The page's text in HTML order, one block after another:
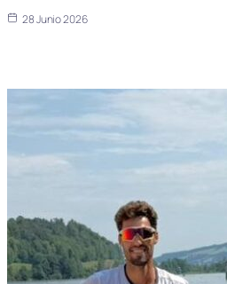
28 Junio 2026